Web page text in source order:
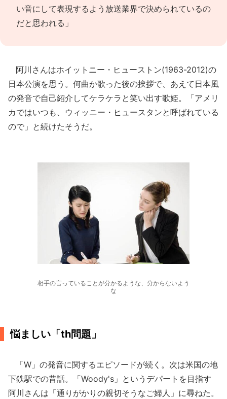
い音にして表現するよう放送業界で決められているの
だと思われる」
阿川さんはホイットニー・ヒューストン(1963-2012)の
日本公演を思う。何曲か歌った後の挨拶で、あえて日本風
の発音で自己紹介してケラケラと笑い出す歌姫。「アメリ
カではいつも、ウィッニー・ヒュースタンと呼ばれている
ので」と続けたそうだ。
相手の言っていることが分かるような、分からないよう
な
悩ましい「th問題」
「W」の発音に関するエピソードが続く。次は米国の地
下鉄駅での昔話。「Woody's」というデパートを目指す
阿川さんは「通りがかりの親切そうなご婦人」に尋ねた。